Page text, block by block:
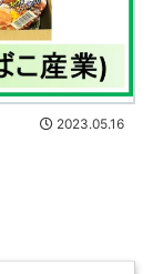
2023.05.16